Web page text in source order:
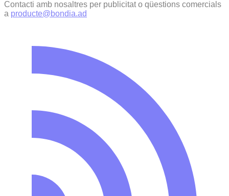
Contacti amb nosaltres per publicitat o qüestions comercials
a producte@bondia.ad